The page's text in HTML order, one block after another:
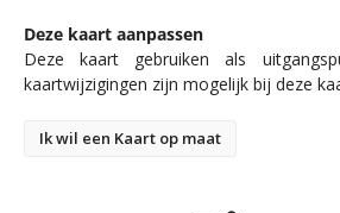
Deze kaart aanpassen
Deze kaart gebruiken als
kaartwijzigingen zijn mogelijk bij deze
Ik wil een Kaart op maat